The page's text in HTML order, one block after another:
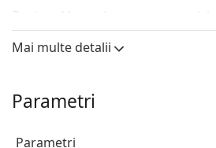
Designul lor unic creat cu
lină a puterii dioptriilor pentru o
neîntreruptă pentru aproape,
Principalele beneficii
Mai multe detalii
Parametri
Parametri